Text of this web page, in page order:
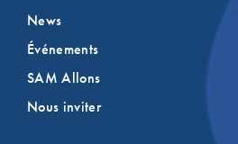
News
Événements
SAM Allons
Nous inviter